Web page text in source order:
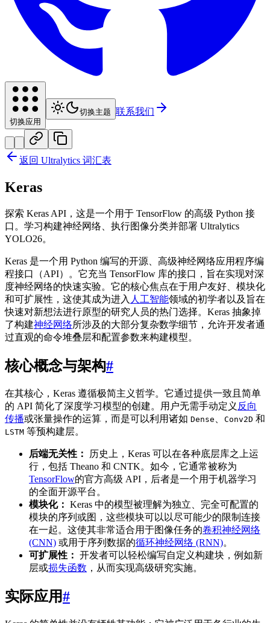
切换应用
切换主题 联系我们
返回 Ultralytics 词汇表
Keras
探索 Keras API，这是一个用于 TensorFlow 的高级 Python 接
口。学习构建神经网络、执行图像分类并部署 Ultralytics
YOLO26。
Keras 是一个用 Python 编写的开源、高级神经网络应用程序编
程接口（API）。它充当 TensorFlow 库的接口，旨在实现对深
度神经网络的快速实验。它的核心焦点在于用户友好、模块化
和可扩展性，这使其成为进入 人工智能领域的初学者以及旨在
快速对新想法进行原型的研究人员的热门选择。Keras 抽象掉
了构建神经网络所涉及的大部分复杂数学细节，允许开发者通
过直观的命令堆叠层和配置参数来构建模型。
核心概念与架构#
在其核心，Keras 遵循极简主义哲学。它通过提供一致且简单
的 API 简化了深度学习模型的创建。用户无需手动定义 反向
传播或张量操作的运算，而是可以利用诸如 Dense Conv2D 和
LSTM 等预构建层。
后端无关性：
历史上，Keras 可以在各种底层库之上运
行，包括 Theano 和 CNTK。如今，它通常被称为
TensorFlow的官方高级 API，后者是一个用于机器学习
的全面开源平台。
模块化： Keras 中的模型被理解为独立、完全可配置的
模块的序列或图，这些模块可以以尽可能少的限制连接
在一起。这使其非常适合用于图像任务的卷积神经网络
(CNN) 或用于序列数据的循环神经网络 (RNN)。
可扩展性： 开发者可以轻松编写自定义构建块，例如新
层或损失函数 ，从而实现高级研究实施。
实际应用#